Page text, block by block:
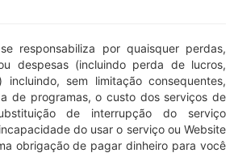
responsabiliza por quaisquer perdas,
despesas (incluindo perda de lucros,
incluindo, sem limitação consequentes,
de programas, o custo dos serviços de
de interrupção do serviço
do usar o serviço ou Website
obrigação de pagar dinheiro para você